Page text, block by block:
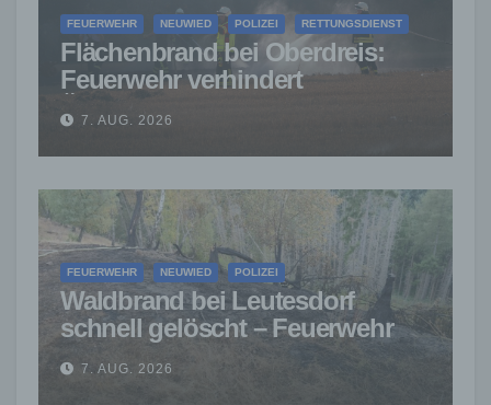
FEUERWEHR NEUWIED POLIZEI RETTUNGSDIENST
Flächenbrand bei Oberdreis:
Feuerwehr verhindert
Übergreifen auf Waldgebiet
7. AUG. 2026
FEUERWEHR NEUWIED POLIZEI
Waldbrand bei Leutesdorf
schnell gelöscht – Feuerwehr
warnt vor erhöhter Brandgefahr
7. AUG. 2026